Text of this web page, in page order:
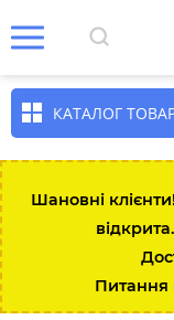
КАТАЛОГ
Шановні
Питання